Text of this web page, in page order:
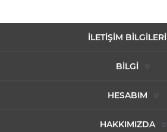
İLETIŞIM BILGILERI
BILGI
HESABIM
HAKKIMIZDA